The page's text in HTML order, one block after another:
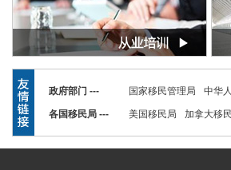
政府部门 --- 国家移民管理局 中华
各国移民局 --- 美国移民局 加拿大移